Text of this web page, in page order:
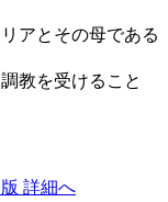
アとその母である
教を受けること
詳細へ